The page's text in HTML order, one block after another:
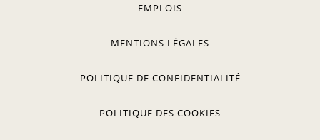
EMPLOIS
MENTIONS LÉGALES
POLITIQUE DE CONFIDENTIALITÉ
POLITIQUE DES COOKIES